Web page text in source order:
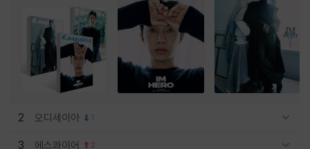
2 오디세이아 1
3 에스콰이어 2